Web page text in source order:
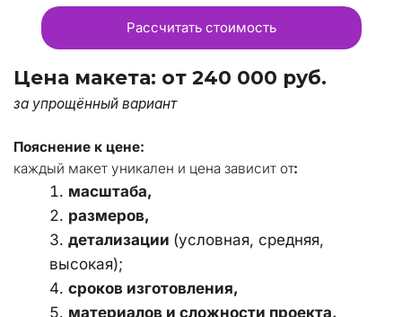
Рассчитать стоимость
Цена макета: от 240 000 руб.
за упрощённый вариант
Пояснение к цене:
каждый макет уникален и цена зависит от:
масштаба,
размеров,
детализации (условная, средняя,
высокая);
сроков изготовления,
материалов и сложности проекта,